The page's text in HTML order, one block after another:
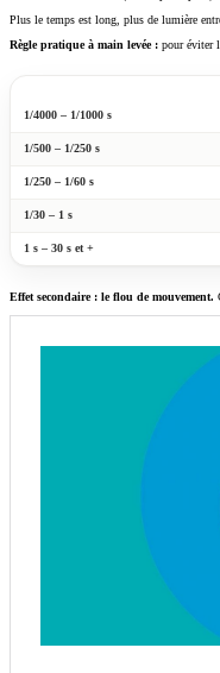
Plus le temps est long, plus de lumière
Règle pratique à main levée : pour éviter
1/4000 – 1/1000 s
1/500 – 1/250 s
1/250 – 1/60 s
1/30 – 1 s
1 s – 30 s et +
Effet secondaire : le flou de mouvement.